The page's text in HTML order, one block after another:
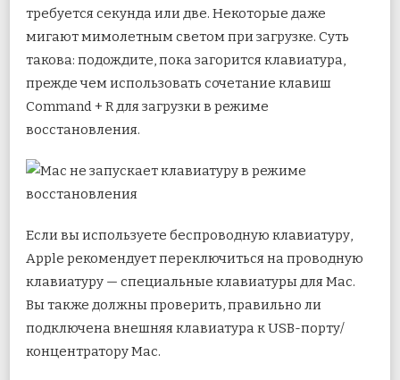
требуется секунда или две. Некоторые даже
мигают мимолетным светом при загрузке. Суть
такова: подождите, пока загорится клавиатура,
прежде чем использовать сочетание клавиш
Command + R для загрузки в режиме
восстановления.
Если вы используете беспроводную клавиатуру,
Apple рекомендует переключиться на проводную
клавиатуру — специальные клавиатуры для Mac.
Вы также должны проверить, правильно ли
подключена внешняя клавиатура к USB-порту/
концентратору Mac.